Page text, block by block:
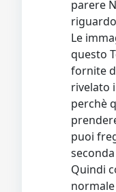
parere
Le
questo
fornite
rivelato
perchè
puoi
Quindi